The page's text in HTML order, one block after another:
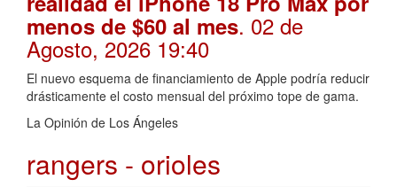
menos de $60 al mes. 02 de
Agosto, 2026 19:40
El nuevo esquema de financiamiento de Apple podría reducir
drásticamente el costo mensual del próximo tope de gama.
La Opinión de Los Ángeles
rangers - orioles